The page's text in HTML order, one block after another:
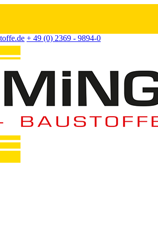
+ 49 (0) 2369 - 9894-0